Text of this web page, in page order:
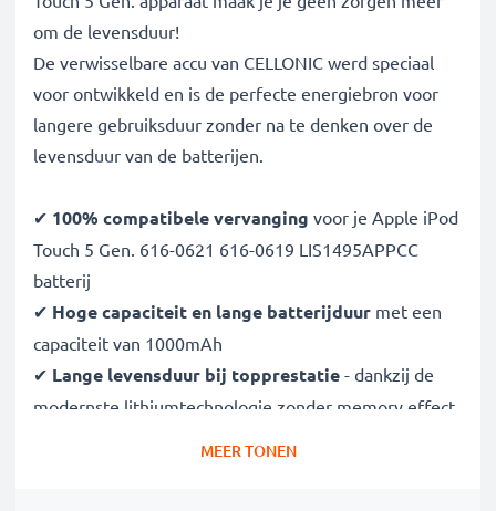
om de levensduur!
De verwisselbare accu van CELLONIC werd speciaal
voor ontwikkeld en is de perfecte energiebron voor
langere gebruiksduur zonder na te denken over de
levensduur van de batterijen.
✔ 100% compatibele vervanging voor je Apple iPod
Touch 5 Gen. 616-0621 616-0619 LIS1495APPCC
batterij
✔ Hoge capaciteit en lange batterijduur met een
capaciteit van 1000mAh
✔ Lange levensduur bij topprestatie - dankzij de
modernste lithiumtechnologie zonder memory effect
MEER TONEN